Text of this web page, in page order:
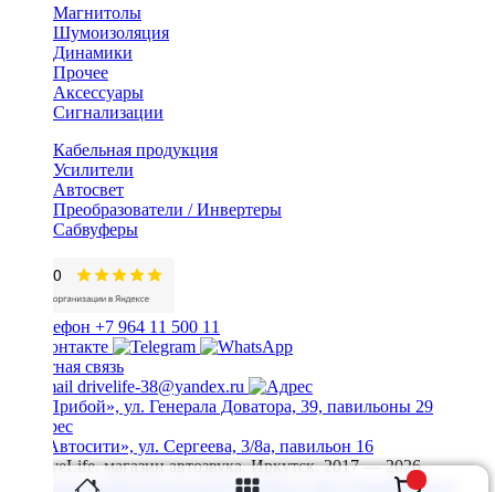
Магнитолы
Шумоизоляция
Динамики
Прочее
Аксессуары
Сигнализации
Кабельная продукция
Усилители
Автосвет
Преобразователи / Инвертеры
Сабвуферы
+7 964 11 500 11
Обратная связь
drivelife-38@yandex.ru
ТЦ «Прибой», ул. Генерала Доватора, 39, павильоны 29
ТЦ «Автосити», ул. Сергеева, 3/8а, павильон 16
© DriveLife, магазин автозвука, Иркутск. 2017 — 2026
Политика конфиденциальности Карта сайта Разработано в